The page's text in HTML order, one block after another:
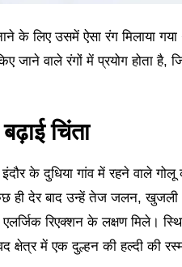
के लिए उसमें ऐसा रंग मिलाया
जाने वाले रंगों में प्रयोग होता है,
चिंता
के दुधिया गांव में रहने वाले
ही देर बाद उन्हें तेज जलन,
एलर्जिक रिएक्शन के लक्षण मिले।
क्षेत्र में एक दुल्हन की हल्दी की